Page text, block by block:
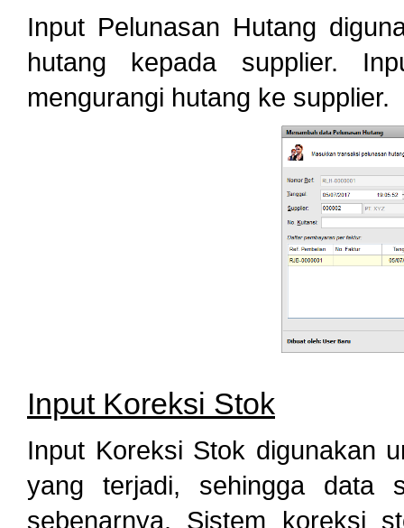
Input Pelunasan Hutang
hutang kepada supplier.
mengurangi hutang ke supplier.
Input Koreksi Stok
Input Koreksi Stok digunakan
yang terjadi, sehingga data
sebenarnya. Sistem koreksi